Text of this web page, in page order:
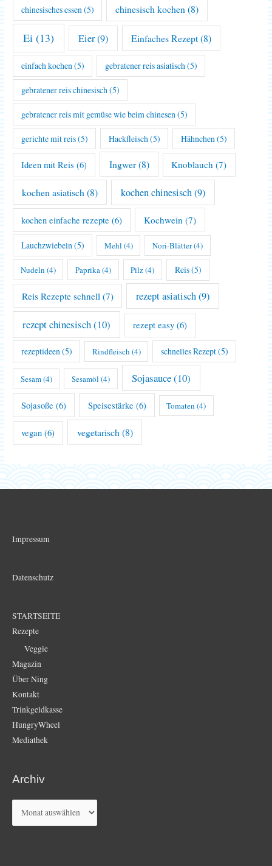
chinesisches essen(5) chinesisch kochen (8)
Ei (13) Eier(9) Einfaches Rezept(8)
einfach kochen(5) gebratener reis asiatisch(5)
gebratener reis chinesisch (5)
gebratener reis mit gemüse wie beim chinesen (5)
gerichte mit reis(5) Hackfleisch (5) Hähnchen (5)
Ideen mit Reis (6) Ingwer(8) Knoblauch (7)
kochen asiatisch (8) kochen chinesisch(9)
kochen einfache rezepte (6) Kochwein (7)
Lauchzwiebeln(5) Mehl (4) Nori-Blätter(4)
Nudeln (4) Paprika(4) Pilz(4) Reis(5)
Reis Rezepte schnell (7) rezept asiatisch(9)
rezept chinesisch(10) rezept easy (6)
rezeptideen (5) Rindfleisch (4) schnelles Rezept(5)
Sesam(4) Sesamöl (4) Sojasauce(10)
Sojasoße (6) Speisestärke (6) Tomaten (4)
vegan (6) vegetarisch (8)
Impressum
Datenschutz
STARTSEITE
Rezepte
Veggie
Magazin
Über Ning
Kontakt
Trinkgeldkasse
HungryWheel
Mediathek
Archiv